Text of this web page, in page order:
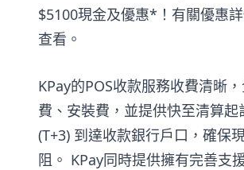
$5100現金及優惠*！有關優惠
查看。
KPay的POS收款服務收費清晰
費、安裝費，並提供快至清算起
(T+3) 到達收款銀行戶口，確保
阻。 KPay同時提供擁有完善支